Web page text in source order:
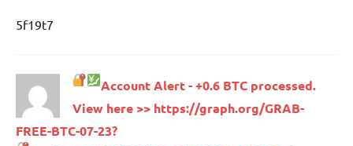
5f19t7
Account Alert - +0.6 BTC processed.
View here >> https://graph.org/GRAB-
FREE-BTC-07-23?